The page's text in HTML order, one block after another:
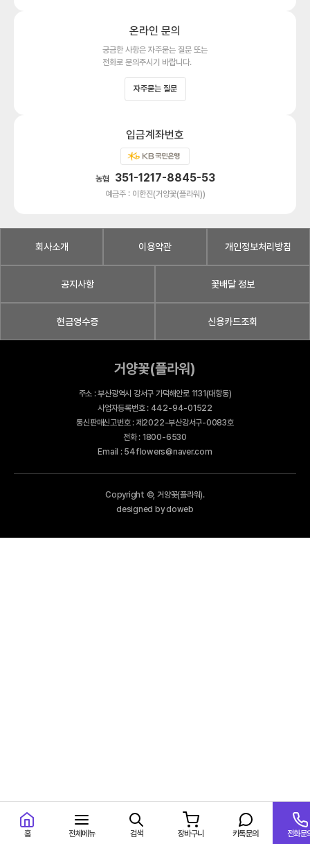
온라인 문의
궁금한 사항은 자주묻는 질문 또는
전화로 문의주시기 바랍니다.
자주묻는 질문
입금계좌번호
농협 351-1217-8845-53
예금주 : 이한진(거양꽃(플라워))
회사소개 이용약관 개인정보처리방침
공지사항 꽃배달 정보
현금영수증 신용카드조회
거양꽃(플라워)
주소 : 부산광역시 강서구 가덕해안로 1131(대항동)
사업자등록번호 : 442-94-01522
통신판매신고번호 : 제2022-부산강서구-0083호
전화 : 1800-6530
Email : 54flowers@naver.com
Copyright ©, 거양꽃(플라워).
designed by doweb
홈 전체메뉴 검색 장바구니 카톡문의 전화문